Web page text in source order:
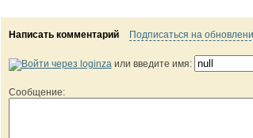
Написать комментарий Подписаться на
или введите имя:
Сообщение: